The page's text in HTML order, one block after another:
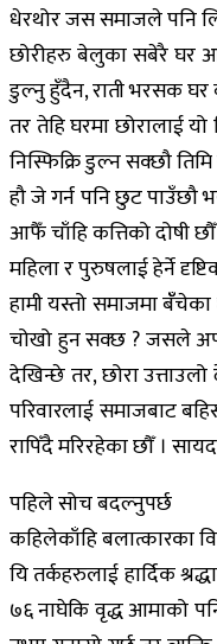
धेरथोर जस समाजले पनि
छोरीहरु बेलुका सबेरै घर
डुल्नु हुँदैन, राती भरसक घर
तर तेहि घरमा छोरालाई
निस्फिक्रि डुल्न सक्छौ
हौ जे गर्न पनि छुट पाउँछौ
आफैँ चाँहि कत्तिको दोषी
महिला र पुरुषलाई हेर्ने
हामी यस्तो समाजमा
चोखो हुन सक्छ ? जसले
देखिन्छे तर, छोरा
परिवारलाई समाजबाट
रापिँदै मरिरहेका छौँ ।
पहिले सोच बदल्नुपर्छ
कहिलेकाँहि बलात्कारका
यि तर्कहरुलाई हार्दिक
७६ नाघेकि वृद्ध आमाको